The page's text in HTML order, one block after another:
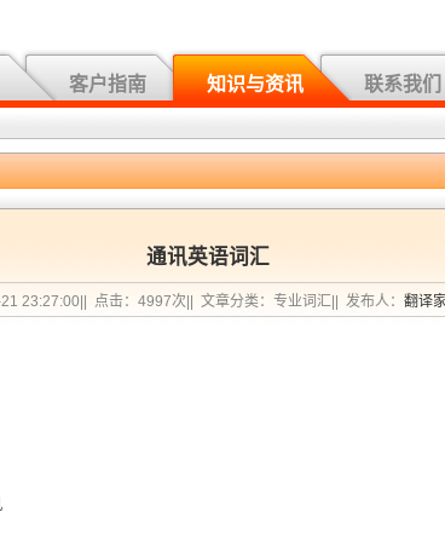
客户指南 知识与资讯 联系我们
通讯英语词汇
23:27:00|| 点击：4997次|| 文章分类：专业词汇|| 发布人： 翻译